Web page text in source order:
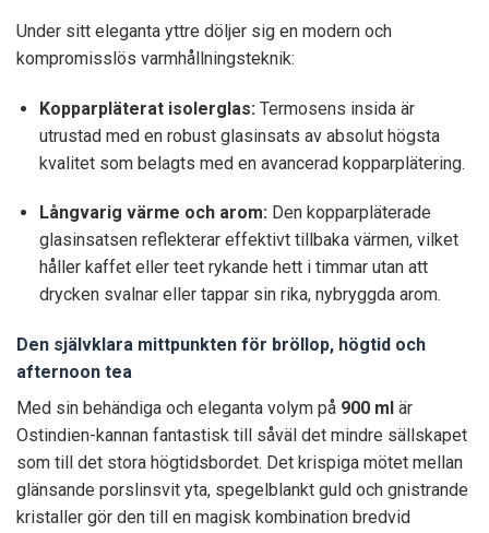
Under sitt eleganta yttre döljer sig en modern och
kompromisslös varmhållningsteknik:
Kopparpläterat isolerglas: Termosens insida är
utrustad med en robust glasinsats av absolut högsta
kvalitet som belagts med en avancerad kopparplätering.
Långvarig värme och arom:Den kopparpläterade
glasinsatsen reflekterar effektivt tillbaka värmen, vilket
håller kaffet eller teet rykande hett i timmar utan att
drycken svalnar eller tappar sin rika, nybryggda arom.
Den självklara mittpunkten för bröllop, högtid och
afternoon tea
Med sin behändiga och eleganta volym på 900 ml är
Ostindien-kannan fantastisk till såväl det mindre sällskapet
som till det stora högtidsbordet. Det krispiga mötet mellan
glänsande porslinsvit yta, spegelblankt guld och gnistrande
kristaller gör den till en magisk kombination bredvid